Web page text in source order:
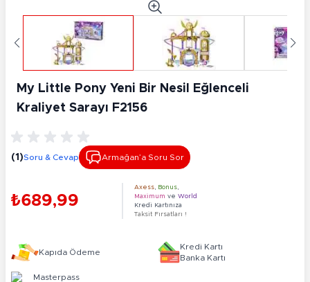
My Little Pony Yeni Bir Nesil Eğlenceli
Kraliyet Sarayı F2156
(1)Soru & Cevap Armağan’a Soru Sor
₺689,99
Axess Bonus
Maximum ve World
Kredi Kartınıza
Taksit Fırsatları !
Kapıda Ödeme
Kredi Kartı
Banka Kartı
Masterpass